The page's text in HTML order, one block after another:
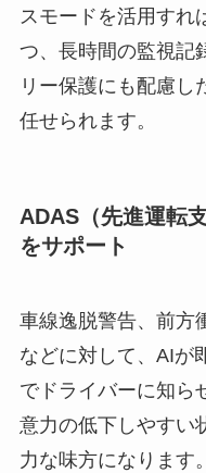
スモードを活用すれ
つ、長時間の監視記
リー保護にも配慮し
任せられます。
ADAS（先進運転
をサポート
車線逸脱警告、前方
などに対して、AIが
でドライバーに知ら
意力の低下しやすい
力な味方になります。